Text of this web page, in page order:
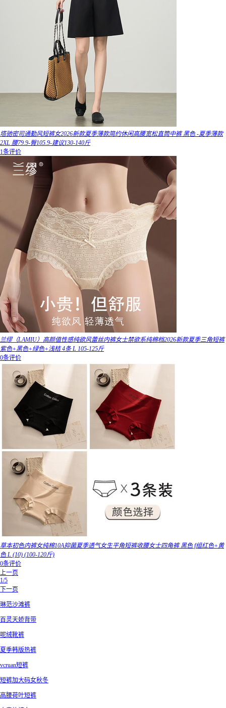
塔驰密司通勤风短裤女2026新款夏季薄款简约休闲高腰宽松直筒中裤 黑色 -夏季薄款
2XL 腰79.9-臀105.9-建议130-140斤
1条评价
兰缪（LAMIU）高颜值性感纯欲风蕾丝内裤女士禁欲系纯棉档2026新款夏季三角短裤
紫色+黑色+绿色+浅桔 4条 L 105-125斤
0条评价
草本初色内裤女纯棉10A抑菌夏季透气女生平角短裤收腰女士四角裤 黑色 f组红色+黄
色 L (10) (100-120斤)
0条评价
上一页
1/5
下一页
琳范沙滩裤
百灵天娇背带
呢绒靴裤
夏季韩版热裤
vcruan短裤
短裤加大码女秋冬
高腰荷叶短裤